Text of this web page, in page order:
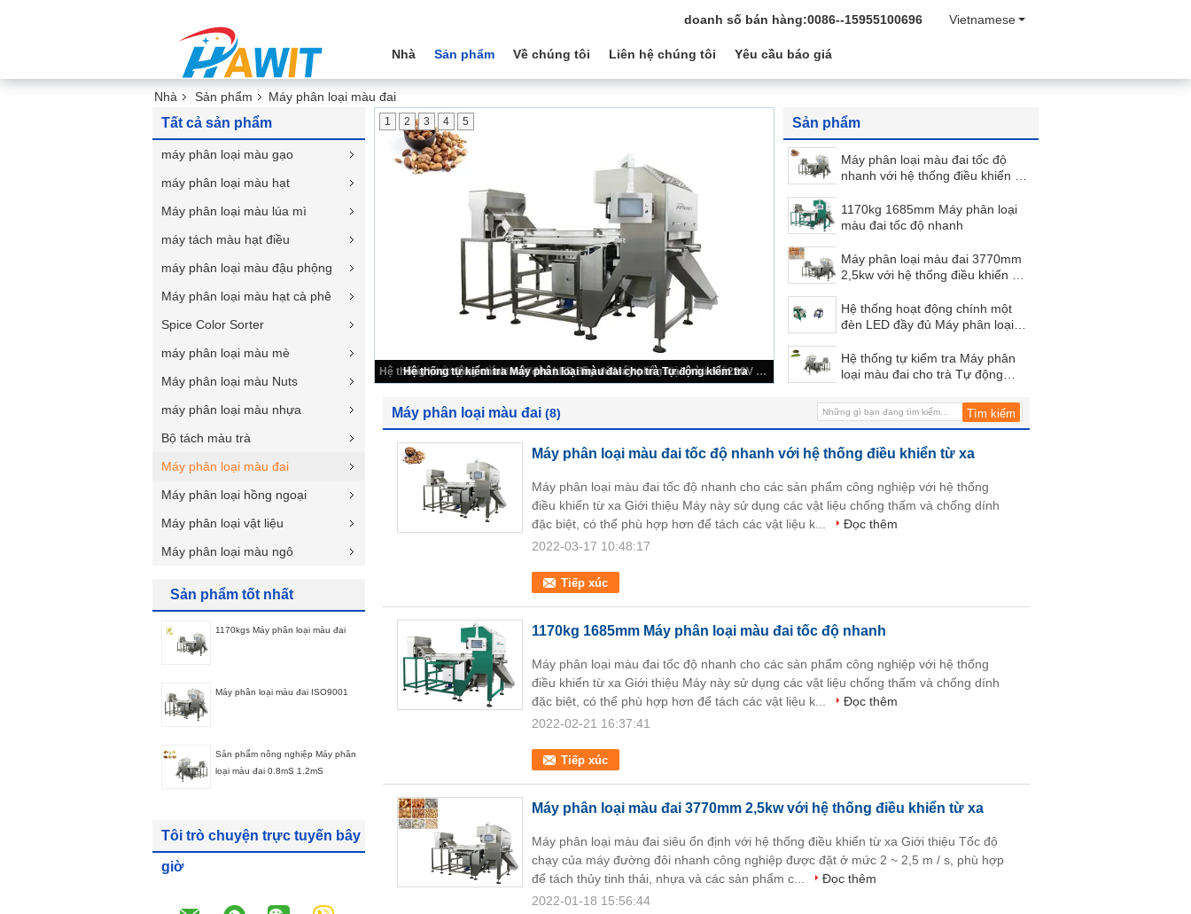
Vietnamese
doanh số bán hàng:0086--15955100696
Nhà Sản phẩm Về chúng tôi Liên hệ chúng tôi Yêu cầu báo giá
Nhà Sản phẩm Máy phân loại màu đai
Tất cả sản phẩm
máy phân loại màu gạo
máy phân loại màu hạt
Máy phân loại màu lúa mì
máy tách màu hạt điều
máy phân loại màu đậu phộng
Máy phân loại màu hạt cà phê
Spice Color Sorter
máy phân loại màu mè
Máy phân loại màu Nuts
máy phân loại màu nhựa
Bộ tách màu trà
Máy phân loại màu đai
Máy phân loại hồng ngoại
Máy phân loại vật liệu
Máy phân loại màu ngô
Sản phẩm tốt nhất
1170kgs Máy phân loại màu đai
Máy phân loại màu đai ISO9001
Sản phẩm nông nghiệp Máy phân
loại màu đai 0.8mS 1.2mS
Tôi trò chuyện trực tuyến bây
giờ
Máy phân loại màu đai tốc độ nhanh với hệ thống điều khiển từ xa
1 2 3 4 5 Sản phẩm
Máy phân loại màu đai tốc độ
nhanh với hệ thống điều khiển từ
1170kg 1685mm Máy phân loại
màu đai tốc độ nhanh
Máy phân loại màu đai 3770mm
2,5kw với hệ thống điều khiển từ
Hệ thống hoạt động chính một
đèn LED đầy đủ Máy phân loại
Hệ thống tự kiểm tra Máy phân
loại màu đai cho trà Tự động
Máy phân loại màu đai (8)
Máy phân loại màu đai tốc độ nhanh với hệ thống điều khiển từ xa
Tiếp xúc
Máy phân loại màu đai tốc độ nhanh cho các sản phẩm công nghiệp với hệ thống
điều khiển từ xa Giới thiệu Máy này sử dụng các vật liệu chống thấm và chống dính
đặc biệt, có thể phù hợp hơn để tách các vật liệu k...
Đọc thêm
2022-03-17 10:48:17
1170kg 1685mm Máy phân loại màu đai tốc độ nhanh
Tiếp xúc
Máy phân loại màu đai tốc độ nhanh cho các sản phẩm công nghiệp với hệ thống
điều khiển từ xa Giới thiệu Máy này sử dụng các vật liệu chống thấm và chống dính
đặc biệt, có thể phù hợp hơn để tách các vật liệu k...
Đọc thêm
2022-02-21 16:37:41
Máy phân loại màu đai 3770mm 2,5kw với hệ thống điều khiển từ xa
Máy phân loại màu đai siêu ổn định với hệ thống điều khiển từ xa Giới thiệu Tốc độ
chạy của máy đường đôi nhanh công nghiệp được đặt ở mức 2 ~ 2,5 m / s, phù hợp
để tách thủy tinh thải, nhựa và các sản phẩm c...
Đọc thêm
2022-01-18 15:56:44